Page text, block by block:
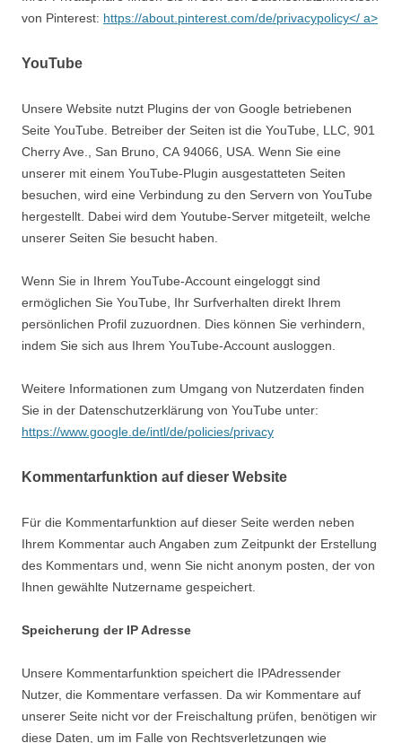
von Pinterest: https://about.pinterest.com/de/privacypolicy</ a>
YouTube
Unsere Website nutzt Plugins der von Google betriebenen
Seite YouTube. Betreiber der Seiten ist die YouTube, LLC, 901
Cherry Ave., San Bruno, CA 94066, USA. Wenn Sie eine
unserer mit einem YouTube-Plugin ausgestatteten Seiten
besuchen, wird eine Verbindung zu den Servern von YouTube
hergestellt. Dabei wird dem Youtube-Server mitgeteilt, welche
unserer Seiten Sie besucht haben.
Wenn Sie in Ihrem YouTube-Account eingeloggt sind
ermöglichen Sie YouTube, Ihr Surfverhalten direkt Ihrem
persönlichen Profil zuzuordnen. Dies können Sie verhindern,
indem Sie sich aus Ihrem YouTube-Account ausloggen.
Weitere Informationen zum Umgang von Nutzerdaten finden
Sie in der Datenschutzerklärung von YouTube unter:
https://www.google.de/intl/de/policies/privacy
Kommentarfunktion auf dieser Website
Für die Kommentarfunktion auf dieser Seite werden neben
Ihrem Kommentar auch Angaben zum Zeitpunkt der Erstellung
des Kommentars und, wenn Sie nicht anonym posten, der von
Ihnen gewählte Nutzername gespeichert.
Speicherung der IP Adresse
Unsere Kommentarfunktion speichert die IPAdressender
Nutzer, die Kommentare verfassen. Da wir Kommentare auf
unserer Seite nicht vor der Freischaltung prüfen, benötigen wir
diese Daten, um im Falle von Rechtsverletzungen wie